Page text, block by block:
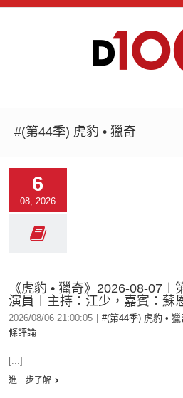
#(第44季) 虎豹 • 獵奇
6
08, 2026
《虎豹 • 獵奇》2026-08-
演員︱主持：江少，嘉賓：蘇
2026/08/06 21:00:05 #(第44季) 虎豹 • 獵
條評論
[...]
進一步了解